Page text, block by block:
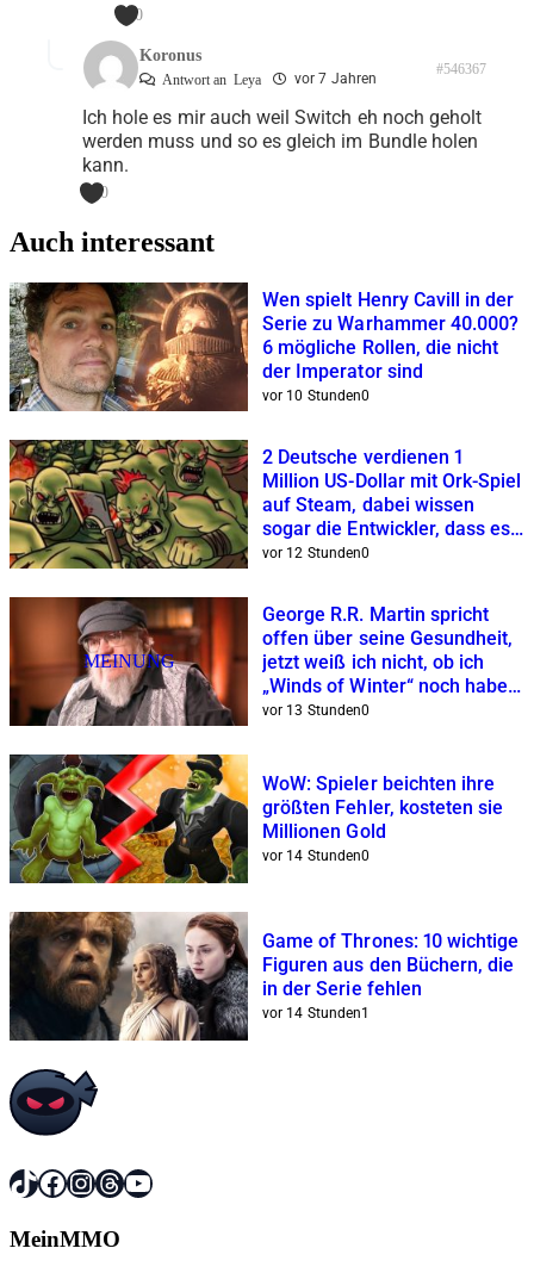
0
Koronus
Antwort an Leya vor 7 Jahren
#546367
Ich hole es mir auch weil Switch eh noch geholt
werden muss und so es gleich im Bundle holen
kann.
0
Auch interessant
Wen spielt Henry Cavill in der
Serie zu Warhammer 40.000?
6 mögliche Rollen, die nicht
der Imperator sind
vor 10 Stunden0
2 Deutsche verdienen 1
Million US-Dollar mit Ork-Spiel
auf Steam, dabei wissen
sogar die Entwickler, dass es
verdammt hässlich ist
vor 12 Stunden0
MEINUNG
George R.R. Martin spricht
offen über seine Gesundheit,
jetzt weiß ich nicht, ob ich
„Winds of Winter“ noch haben
will
vor 13 Stunden0
WoW: Spieler beichten ihre
größten Fehler, kosteten sie
Millionen Gold
vor 14 Stunden0
Game of Thrones: 10 wichtige
Figuren aus den Büchern, die
in der Serie fehlen
vor 14 Stunden1
TikTok
Facebook
Instagram
Threads
YouTube
MeinMMO